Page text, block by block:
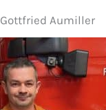
Gottfried Aumiller